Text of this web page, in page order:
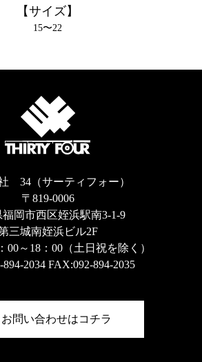
【サイズ】
15〜22
34（サーティフォー）
〒819-0006
岡市西区姪浜駅南3-1-9
三城南姪浜ビル2F
00～18：00（土日祝を除く）
894-2034 FAX:092-894-2035
お問い合わせはコチラ